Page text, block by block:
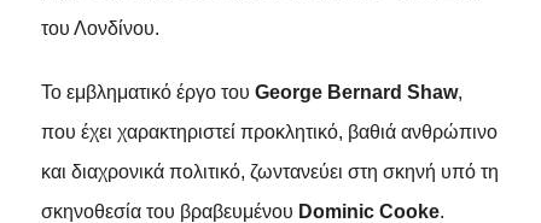
του Λονδίνου.
Το εμβληματικό έργο του George Bernard Shaw,
που έχει χαρακτηριστεί προκλητικό, βαθιά ανθρώπινο
και διαχρονικά πολιτικό, ζωντανεύει στη σκηνή υπό τη
σκηνοθεσία του βραβευμένου Dominic Cooke.